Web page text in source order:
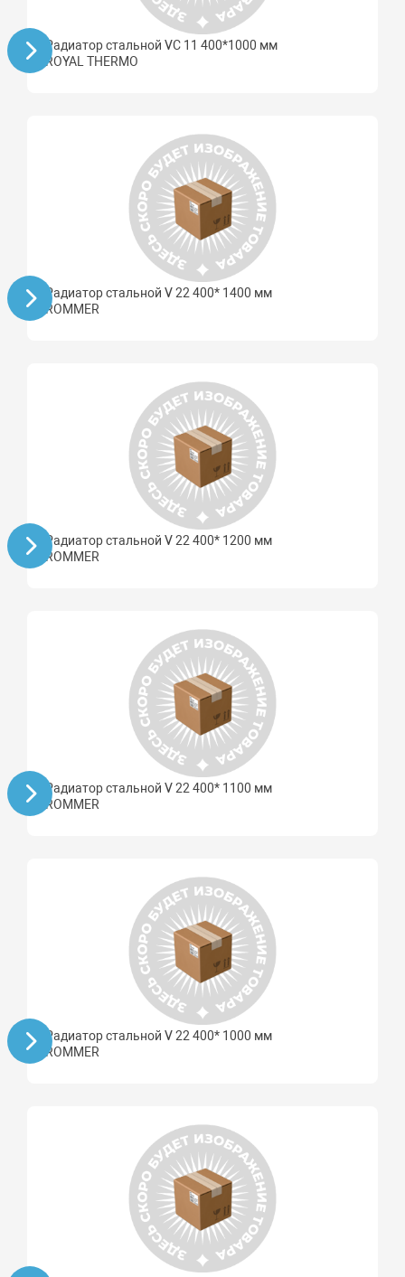
Радиатор стальной VC 11 400*1000 мм
ROYAL THERMO
Радиатор стальной V 22 400* 1400 мм
ROMMER
Радиатор стальной V 22 400* 1200 мм
ROMMER
Радиатор стальной V 22 400* 1100 мм
ROMMER
Радиатор стальной V 22 400* 1000 мм
ROMMER